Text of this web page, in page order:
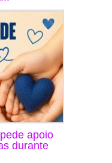
apoio
durante